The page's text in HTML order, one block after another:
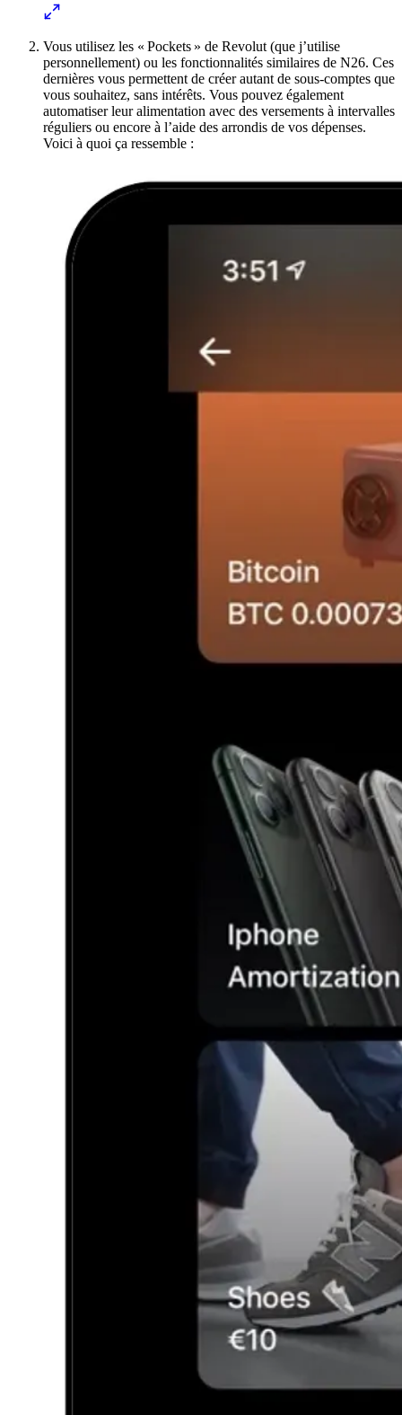
Vous utilisez les « Pockets » de Revolut (que j’utilise
personnellement) ou les fonctionnalités similaires de N26. Ces
dernières vous permettent de créer autant de sous-comptes que
vous souhaitez, sans intérêts. Vous pouvez également
automatiser leur alimentation avec des versements à intervalles
réguliers ou encore à l’aide des arrondis de vos dépenses.
Voici à quoi ça ressemble :